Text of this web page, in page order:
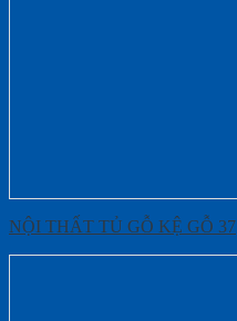
NỘI THẤT TỦ GỖ KỆ GỖ 37